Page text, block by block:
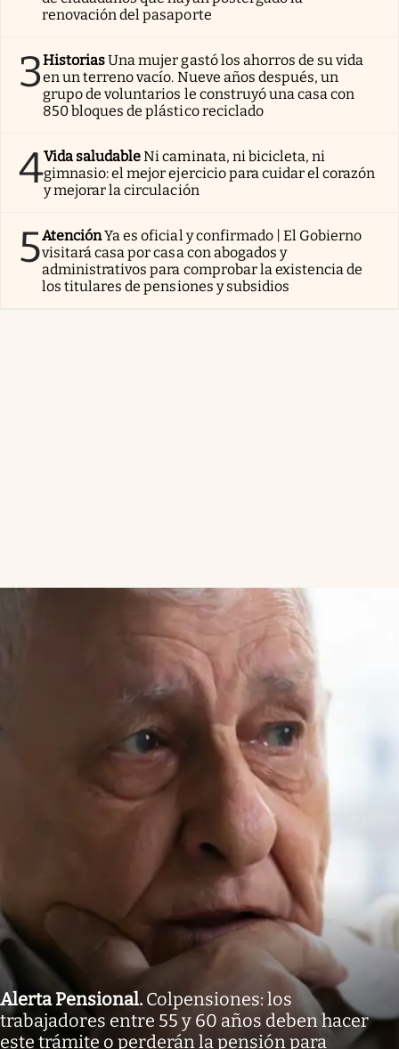
renovación del pasaporte
3HistoriasUna mujer gastó los ahorros de su vida
en un terreno vacío. Nueve años después, un
grupo de voluntarios le construyó una casa con
850 bloques de plástico reciclado
4Vida saludableNi caminata, ni bicicleta, ni
gimnasio: el mejor ejercicio para cuidar el corazón
y mejorar la circulación
5AtenciónYa es oficial y confirmado | El Gobierno
visitará casa por casa con abogados y
administrativos para comprobar la existencia de
los titulares de pensiones y subsidios
Alerta Pensional. Colpensiones: los
trabajadores entre 55 y 60 años deben hacer
este trámite o perderán la pensión para